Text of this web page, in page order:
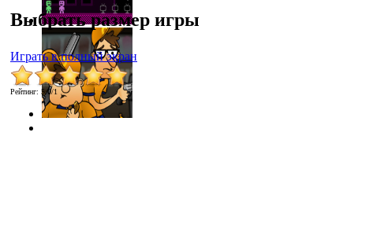
Выбрать размер игры
Играть в полный экран
Рейтинг: 5.0/1